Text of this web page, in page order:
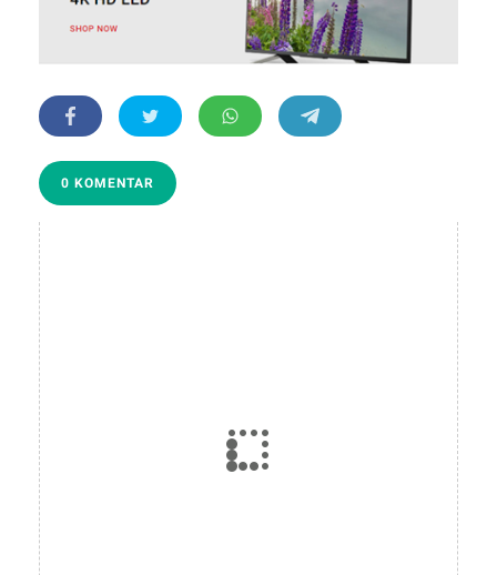
0 KOMENTAR